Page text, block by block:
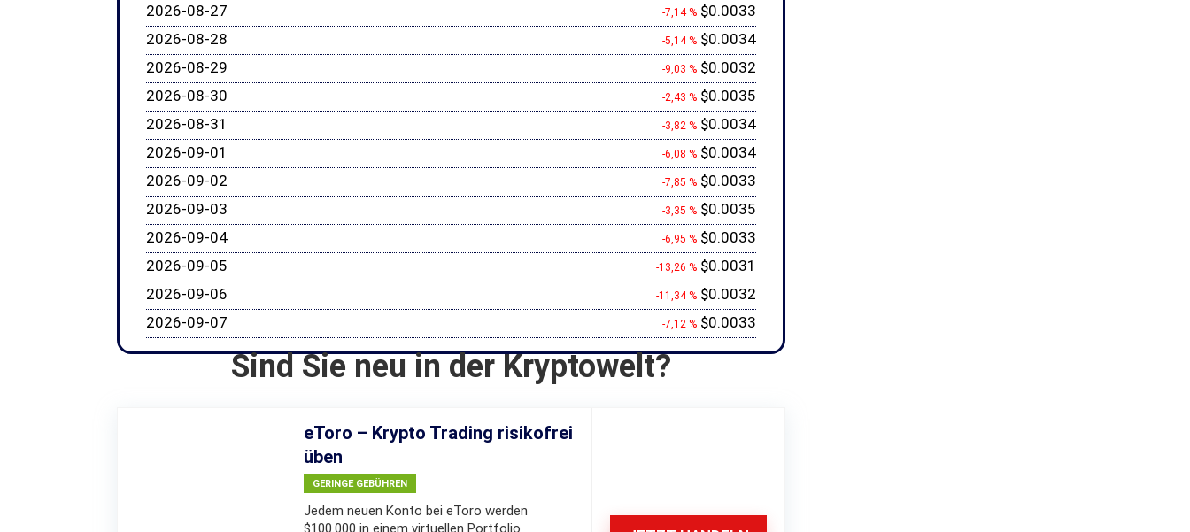
2026-08-27
-7,14 % $0.0033
2026-08-28
-5,14 % $0.0034
2026-08-29
-9,03 % $0.0032
2026-08-30
-2,43 % $0.0035
2026-08-31
-3,82 % $0.0034
2026-09-01
-6,08 % $0.0034
2026-09-02
-7,85 % $0.0033
2026-09-03
-3,35 % $0.0035
2026-09-04
-6,95 % $0.0033
2026-09-05
-13,26 % $0.0031
2026-09-06
-11,34 % $0.0032
2026-09-07
-7,12 % $0.0033
Sind Sie neu in der Kryptowelt?
eToro – Krypto Trading risikofrei
üben
GERINGE GEBÜHREN
Jedem neuen Konto bei eToro werden
$100.000 in einem virtuellen Portfolio